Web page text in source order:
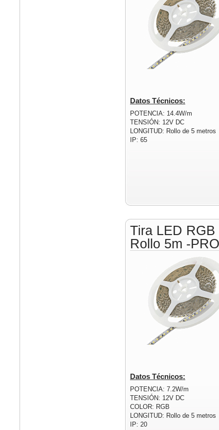
Datos Técnicos:
POTENCIA: 14.4W/m
TENSIÓN: 12V DC
LONGITUD: Rollo de 5 metros
IP: 65
Tira LED
Rollo 5m -
Datos Técnicos:
POTENCIA: 7.2W/m
TENSIÓN: 12V DC
COLOR: RGB
LONGITUD: Rollo de 5 metros
IP: 20